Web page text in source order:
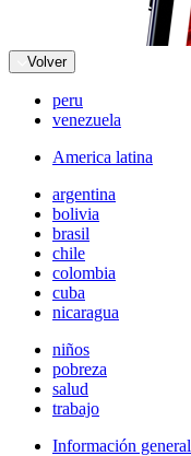
Volver
peru
venezuela
America latina
argentina
bolivia
brasil
chile
colombia
cuba
nicaragua
niños
pobreza
salud
trabajo
Información general